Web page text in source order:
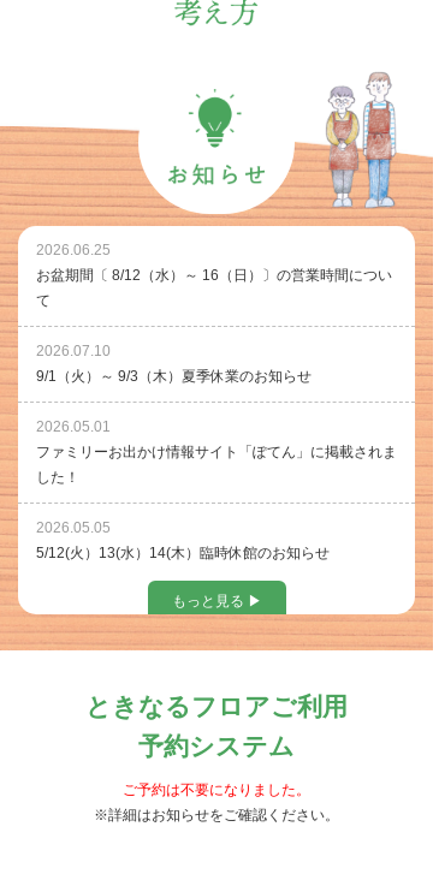
2026.06.25
お盆期間〔 8/12（水）～ 16（日）〕の営業時間につい
て
2026.07.10
9/1（火）～ 9/3（木）夏季休業のお知らせ
2026.05.01
ファミリーお出かけ情報サイト「ぽてん」に掲載されま
した！
2026.05.05
5/12(火）13(水）14(木）臨時休館のお知らせ
もっと見る ▶︎
ときなるフロアご利用
予約システム
ご予約は不要になりました。
※詳細はお知らせをご確認ください。